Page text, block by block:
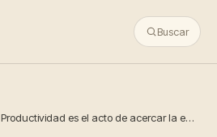
Buscar
Productividad es el acto de acercar la e…